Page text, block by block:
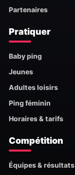
Partenaires
Pratiquer
Baby ping
Jeunes
Adultes loisirs
Ping féminin
Horaires & tarifs
Compétition
Équipes & résultats